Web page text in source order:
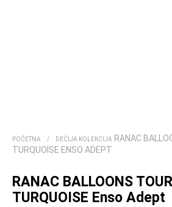
POČETNA / DEČIJA KOLEKCIJA RANAC
TURQUOISE ENSO ADEPT
RANAC BALLOONS TOUR
TURQUOISE Enso Adept